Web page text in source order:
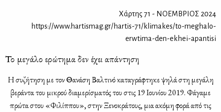
Χάρτης 71 - ΝΟΕΜΒΡΙΟΣ 2024
https://www.hartismag.gr/hartis-71/klimakes/to-meghalo-
erwtima-den-ekhei-apantisi
Το μεγάλο ερώτημα δεν έχει απάντηση
Ησυ­ζή­τη­ση με τον Θα­νά­ση Βαλ­τι­νό κα­τα­γρά­φτη­κε ψη­λά στη με­γά­λη
βε­ρά­ντα του μι­κρού δια­με­ρί­σμα­τός του στις 19 Ιου­νί­ου 2019. Φά­γα­με
πρώ­τα στου «Φι­λίπ­που», στην Ξε­νο­κρά­τους, μια ακό­μη φο­ρά από τις